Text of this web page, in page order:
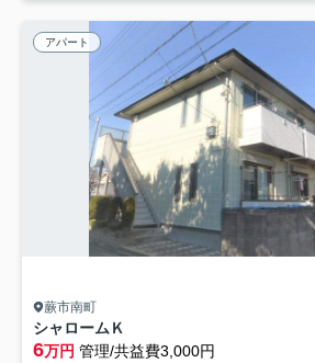
アパート
蕨市南町
シャロームＫ
6万円 管理/共益費3,000円